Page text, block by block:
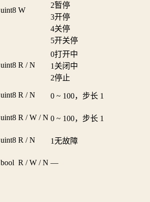
uint8 W
2暂停
3开停
4关停
5开关停
uint8 R / N
0打开中
1 关闭中
2停止
uint8 R / N 0 ~ 100，步长 1
uint8 R / W / N 0 ~ 100，步长 1
uint8 R / N 1无故障
bool R / W / N —